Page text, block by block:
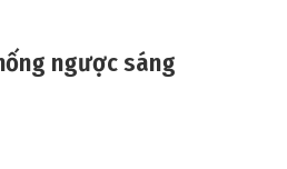
ngược sáng